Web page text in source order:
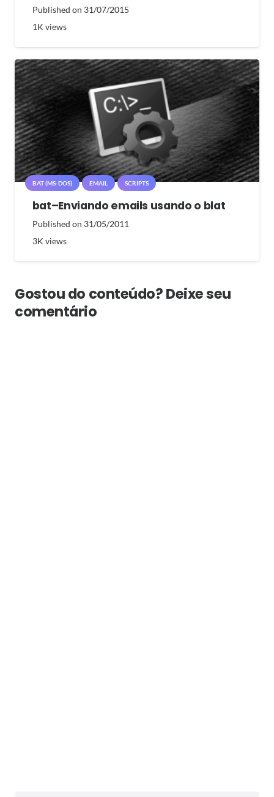
Published on 31/07/2015
1K views
BAT (MS-DOS) EMAIL SCRIPTS
bat–Enviando emails usando o blat
Published on 31/05/2011
3K views
Gostou do conteúdo? Deixe seu
comentário